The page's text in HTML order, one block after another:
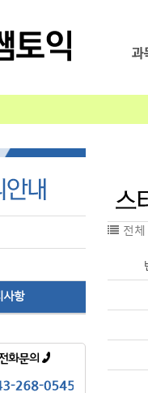
사항
전체